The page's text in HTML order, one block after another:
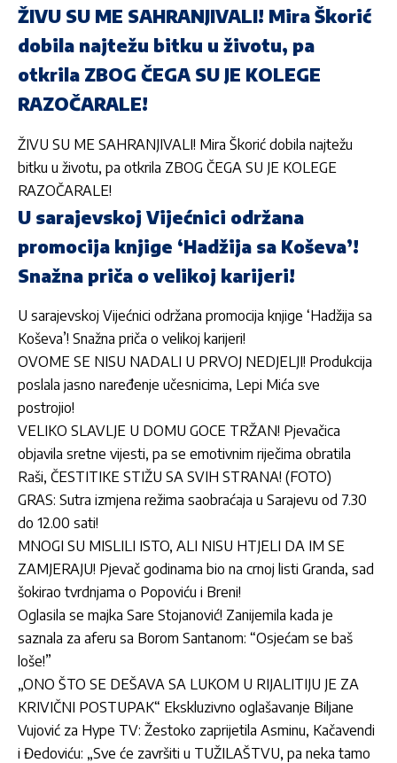
ŽIVU SU ME SAHRANJIVALI! Mira Škorić
dobila najtežu bitku u životu, pa
otkrila ZBOG ČEGA SU JE KOLEGE
RAZOČARALE!
ŽIVU SU ME SAHRANJIVALI! Mira Škorić dobila najtežu
bitku u životu, pa otkrila ZBOG ČEGA SU JE KOLEGE
RAZOČARALE!
U sarajevskoj Vijećnici održana
promocija knjige ‘Hadžija sa Koševa’!
Snažna priča o velikoj karijeri!
U sarajevskoj Vijećnici održana promocija knjige ‘Hadžija sa
Koševa’! Snažna priča o velikoj karijeri!
OVOME SE NISU NADALI U PRVOJ NEDJELJI! Produkcija
poslala jasno naređenje učesnicima, Lepi Mića sve
postrojio!
VELIKO SLAVLJE U DOMU GOCE TRŽAN! Pjevačica
objavila sretne vijesti, pa se emotivnim riječima obratila
Raši, ČESTITIKE STIŽU SA SVIH STRANA! (FOTO)
GRAS: Sutra izmjena režima saobraćaja u Sarajevu od 7.30
do 12.00 sati!
MNOGI SU MISLILI ISTO, ALI NISU HTJELI DA IM SE
ZAMJERAJU! Pjevač godinama bio na crnoj listi Granda, sad
šokirao tvrdnjama o Popoviću i Breni!
Oglasila se majka Sare Stojanović! Zanijemila kada je
saznala za aferu sa Borom Santanom: “Osjećam se baš
loše!”
„ONO ŠTO SE DEŠAVA SA LUKOM U RIJALITIJU JE ZA
KRIVIČNI POSTUPAK“ Ekskluzivno oglašavanje Biljane
Vujović za Hype TV: Žestoko zaprijetila Asminu, Kačavendi
i Đedoviću: „Sve će završiti u TUŽILAŠTVU, pa neka tamo